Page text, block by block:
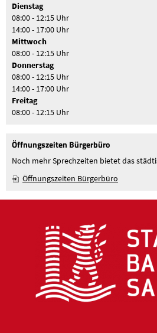
Dienstag
08:00 - 12:15 Uhr
14:00 - 17:00 Uhr
Mittwoch
08:00 - 12:15 Uhr
Donnerstag
08:00 - 12:15 Uhr
14:00 - 17:00 Uhr
Freitag
08:00 - 12:15 Uhr
Öffnungszeiten Bürgerbüro
Noch mehr Sprechzeiten bietet das
Öffnungszeiten Bürgerbüro